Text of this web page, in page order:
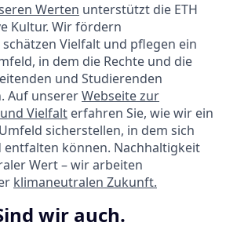
Werten unterstützt die ETH
Kultur. Wir fördern
Vielfalt und pflegen ein
in dem die Rechte und die
und Studierenden
Auf unsererWebseite zur
Vielfalt erfahren Sie, wie wir ein
sicherstellen, in dem sich
entfalten können. Nachhaltigkeit
Wert – wir arbeiten
klimaneutralen Zukunft.
wir auch.